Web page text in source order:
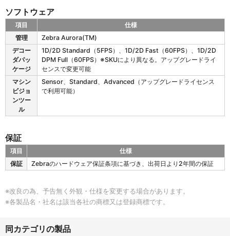
ソフトウェア
S
ェ
項目
仕様
管理
Zebra Aurora(TM)
デコー
ダパッ
ケージ
1D/2D Standard（5FPS）、1D/2D Fast（60FPS）、1D/2D
DPM Full（60FPS）※SKUにより異なる。アップグレードライ
センスで変更可能
マシン
ビジョ
ンツー
ル
Sensor、Standard、Advanced（アップグレードライセンス
で利用可能）
保証
S
0
保
項目
仕様
保証
Zebraのハードウェア保証条項に基づき、出荷日より2年間の保証
※改良の為、予告無く外観・仕様を変更する場合があります。
※各製品名・社名は該当各社の商標又は登録商標です。
同カテゴリの製品